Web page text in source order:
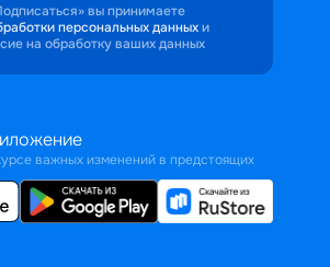
вы принимаете
персональных данных и
на обработку ваших данных
важных изменений в предстоящих